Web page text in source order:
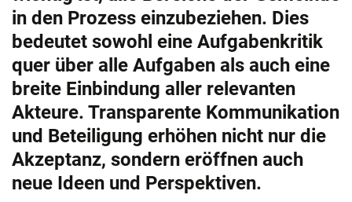
in den Prozess einzubeziehen. Dies
bedeutet sowohl eine Aufgabenkritik
quer über alle Aufgaben als auch eine
breite Einbindung aller relevanten
Akteure. Transparente Kommunikation
und Beteiligung erhöhen nicht nur die
Akzeptanz, sondern eröffnen auch
neue Ideen und Perspektiven.